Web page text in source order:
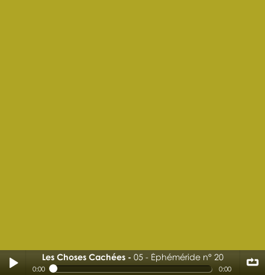
Les Choses Cachées 05 - Éphéméride n° 20
0:00 0:00
05 - Éphéméride n° 20